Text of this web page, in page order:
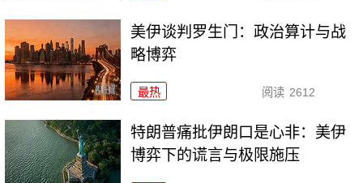
美伊谈判罗生门：政治算计与战
略博弈
最热 阅读 2612
特朗普痛批伊朗口是心非：美伊
博弈下的谎言与极限施压